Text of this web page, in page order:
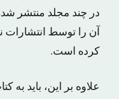
در چند مجلد منتشر
کرده است.
علاوه بر این، باید به